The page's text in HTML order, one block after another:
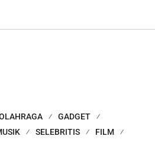
GADGET
SELEBRITIS
FILM